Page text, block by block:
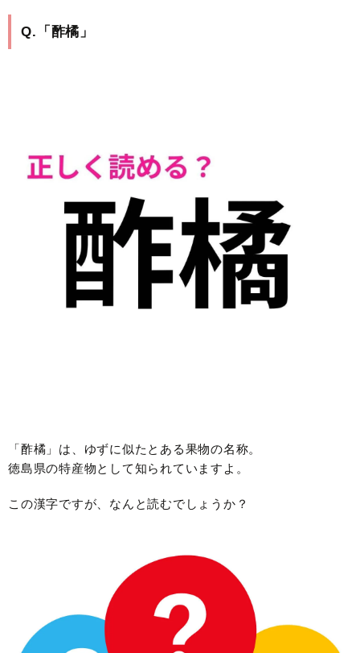
Q.「酢橘」
「酢橘」は、ゆずに似たとある果物の名称。
徳島県の特産物として知られていますよ。
この漢字ですが、なんと読むでしょうか？